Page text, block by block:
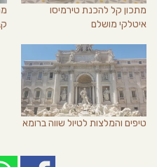
מתכון קל להכנת טירמיסו
איטלקי מושלם
טיפים והמלצות לטיול שווה ברומא